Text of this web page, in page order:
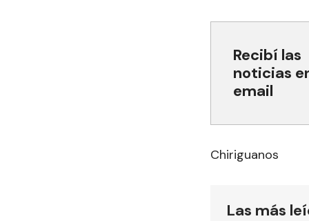
Recibí las
noticias
email
Chiriguanos
Las más